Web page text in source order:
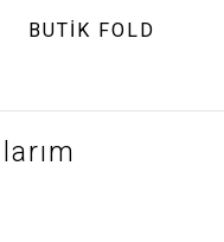
BUTIK FOLD